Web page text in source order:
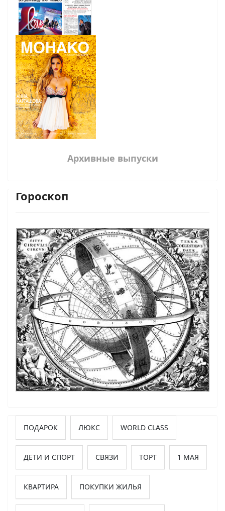
Архивные выпуски
Гороскоп
ПОДАРОК ЛЮКС WORLD CLASS
ДЕТИ И СПОРТ СВЯЗИ ТОРТ 1 МАЯ
КВАРТИРА ПОКУПКИ ЖИЛЬЯ